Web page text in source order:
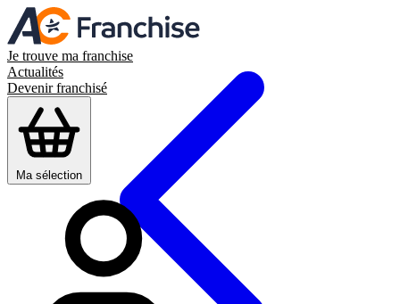
Je trouve ma franchise
Actualités
Devenir franchisé
Ma sélection